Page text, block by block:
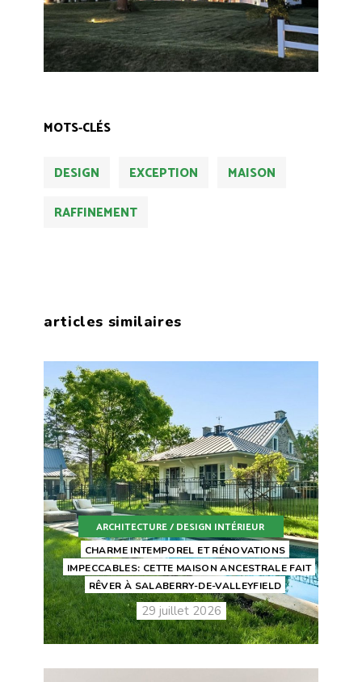
MOTS-CLÉS
DESIGN EXCEPTION
MAISON
RAFFINEMENT
articles similaires
ARCHITECTURE / DESIGN INTÉRIEUR
CHARME INTEMPOREL ET RÉNOVATIONS
IMPECCABLES: CETTE MAISON ANCESTRALE FAIT
RÊVER À SALABERRY-DE-VALLEYFIELD
29 juillet 2026